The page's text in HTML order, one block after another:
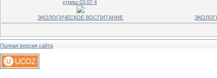
утриш 03.07 4
ЭКОЛОГИЧЕСКОЕ ВОСПИТАНИЕ
Полная версия сайта